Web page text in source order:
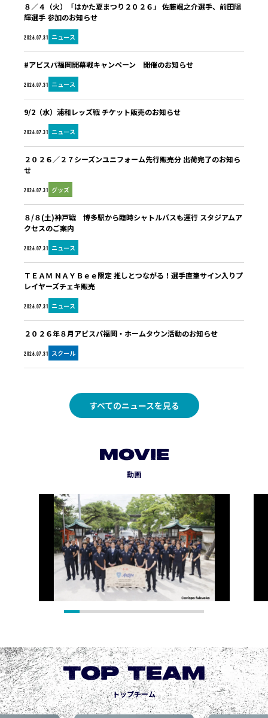
2026.07.31 ニュース
８／４（火）「はかた夏まつり２０２６」 佐藤颯之介選手、前田陽
輝選手 参加のお知らせ
2026.07.31 ニュース
#アビスパ福岡開幕戦キャンペーン 開催のお知らせ
2026.07.31 ニュース
9/2（水）浦和レッズ戦 チケット販売のお知らせ
2026.07.31 グッズ
２０２６／２７シーズンユニフォーム先行販売分 出荷完了のお知ら
せ
2026.07.31 ニュース
８/８(土)神戸戦 博多駅から臨時シャトルバスも運行 スタジアムア
クセスのご案内
2026.07.31 ニュース
ＴＥＡＭ ＮＡＹＢｅｅ限定 推しとつながる！選手直筆サイン入りプ
レイヤーズチェキ販売
2026.07.31 スクール
２０２６年８月アビスパ福岡・ホームタウン活動のお知らせ
すべてのニュースを見る
MOVIE
動画
TOP TEAM
トップチーム